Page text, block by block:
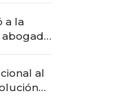
a la
al